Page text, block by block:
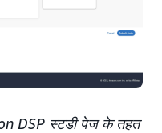
DSP स्टडी पेज के तहत